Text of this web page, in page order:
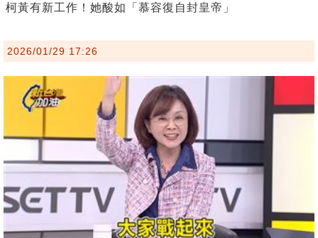
柯黃有新工作！她酸如「慕容復自封皇帝」
2026/01/29 17:26